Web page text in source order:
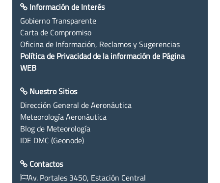
Información de Interés
Gobierno Transparente
Carta de Compromiso
Oficina de Información, Reclamos y Sugerencias
Política de Privacidad de la información de Página
WEB
Nuestro Sitios
Dirección General de Aeronáutica
Meteorología Aeronáutica
Blog de Meteorología
IDE DMC (Geonode)
Contactos
Av. Portales 3450, Estación Central